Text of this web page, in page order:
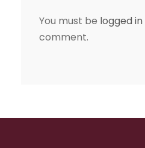
You must be logged in
comment.